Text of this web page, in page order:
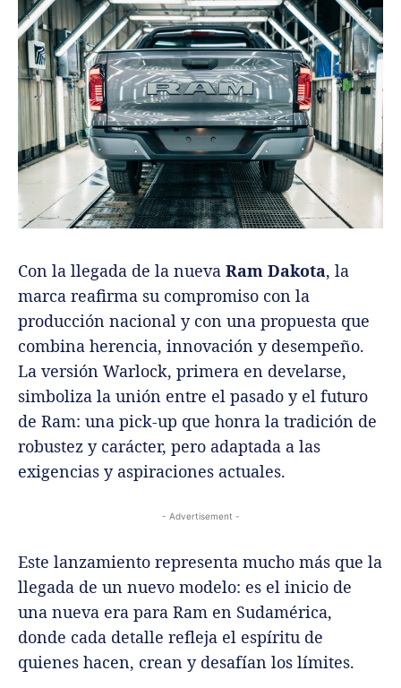
Con la llegada de la nueva Ram Dakota, la
marca reafirma su compromiso con la
producción nacional y con una propuesta que
combina herencia, innovación y desempeño.
La versión Warlock, primera en develarse,
simboliza la unión entre el pasado y el futuro
de Ram: una pick-up que honra la tradición de
robustez y carácter, pero adaptada a las
exigencias y aspiraciones actuales.
- Advertisement -
Este lanzamiento representa mucho más que la
llegada de un nuevo modelo: es el inicio de
una nueva era para Ram en Sudamérica,
donde cada detalle refleja el espíritu de
quienes hacen, crean y desafían los límites.